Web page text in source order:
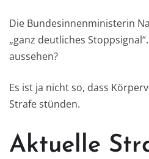
Die Bundesinnenministerin
„ganz deutliches
aussehen?
Es ist ja nicht so, dass
Strafe stünden.
Aktuelle